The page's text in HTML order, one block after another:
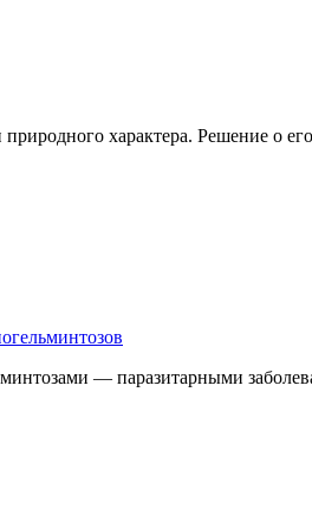
характера. Решение о
— паразитарными